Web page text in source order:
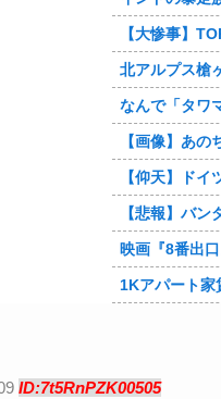
【大惨事】
北アルプス槍ヶ岳周辺で19歳の男子
なんで「タワ
【画像】あ
【仰天】ドイツ人「熊本で日本人の底力を見た…!
【悲報】バンダイ
映画『8番出口』金ローで地上波
1Kアパート家賃が10万円以
ID:7t5RnPZK00505